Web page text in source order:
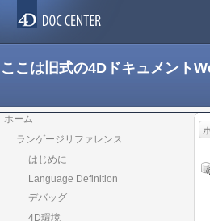
ここは旧式の4Dドキュメント
ホーム
ランゲージリファレンス
はじめに
Language Definition
デバッグ
4D環境